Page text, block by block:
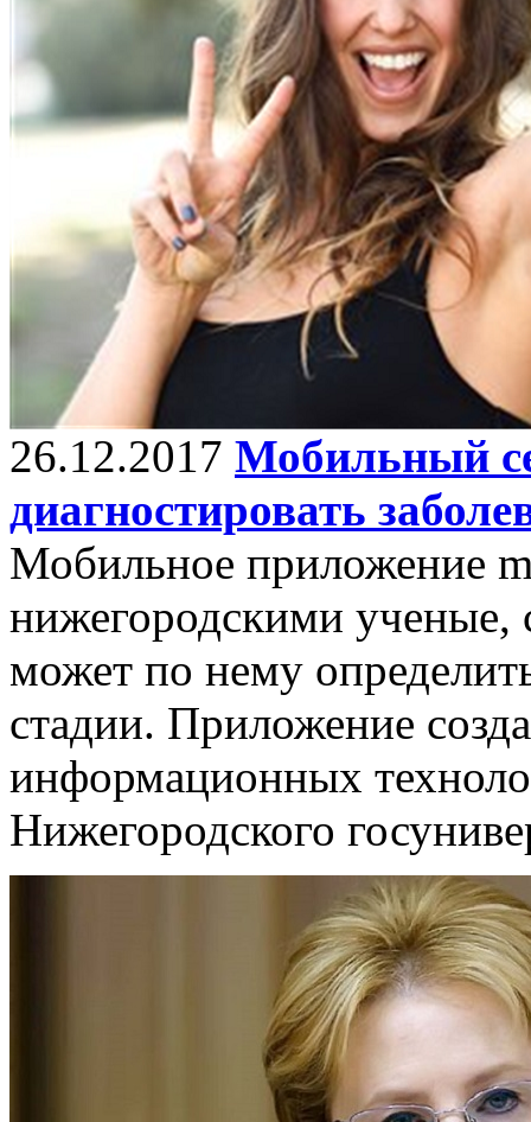
26.12.2017 Мобильный
диагностировать
Мобильное приложение
нижегородскими ученые,
может по нему
стадии. Приложение
информационных
Нижегородского